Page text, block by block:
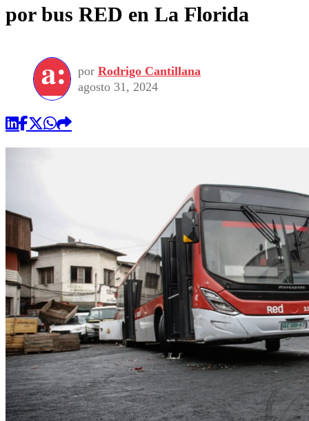
por bus RED en La Florida
por Rodrigo Cantillana
agosto 31, 2024